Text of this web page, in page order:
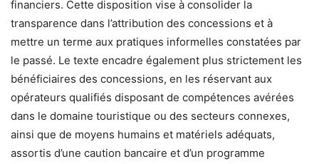
financiers. Cette disposition vise à consolider la
transparence dans l’attribution des concessions et à
mettre un terme aux pratiques informelles constatées par
le passé. Le texte encadre également plus strictement les
bénéficiaires des concessions, en les réservant aux
opérateurs qualifiés disposant de compétences avérées
dans le domaine touristique ou des secteurs connexes,
ainsi que de moyens humains et matériels adéquats,
assortis d’une caution bancaire et d’un programme